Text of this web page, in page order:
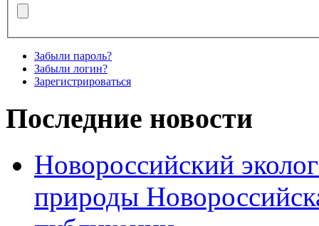
Забыли пароль?
Забыли логин?
Зарегистрироваться
Последние новости
Новороссийский
природы